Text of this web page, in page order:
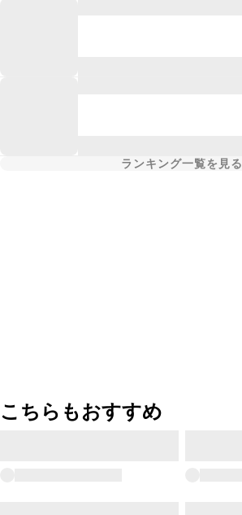
ランキング一覧を見る
こちらもおすすめ